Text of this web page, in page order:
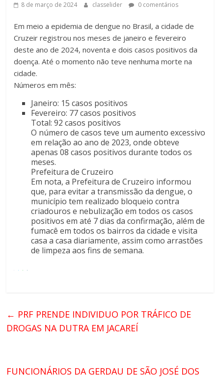
8 de março de 2024 classelider 0 comentários
Em meio a epidemia de dengue no Brasil, a cidade de
Cruzeir registrou nos meses de janeiro e fevereiro
deste ano de 2024, noventa e dois casos positivos da
doença. Até o momento não teve nenhuma morte na
cidade.
Números em mês:
Janeiro: 15 casos positivos
Fevereiro: 77 casos positivos
Total: 92 casos positivos
O número de casos teve um aumento excessivo
em relação ao ano de 2023, onde obteve
apenas 08 casos positivos durante todos os
meses.
Prefeitura de Cruzeiro
Em nota, a Prefeitura de Cruzeiro informou
que, para evitar a transmissão da dengue, o
município tem realizado bloqueio contra
criadouros e nebulização em todos os casos
positivos em até 7 dias da confirmação, além de
fumacê em todos os bairros da cidade e visita
casa a casa diariamente, assim como arrastões
de limpeza aos fins de semana.
← PRF PRENDE INDIVIDUO POR TRÁFICO DE
DROGAS NA DUTRA EM JACAREÍ
FUNCIONÁRIOS DA GERDAU DE SÃO JOSÉ DOS